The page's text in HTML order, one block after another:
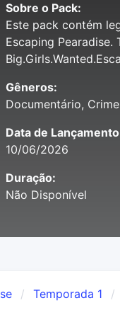
Sobre o Pack:
Este pack contém
Escaping
Gêneros:
Documentário, Crime
Data de
10/06/2026
Duração:
Não Disponível
Temporada 1